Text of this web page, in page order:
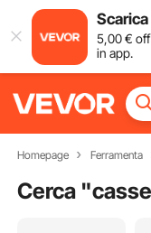
Scarica
5,00€
in app.
Homepage Ferramenta
Cerca "